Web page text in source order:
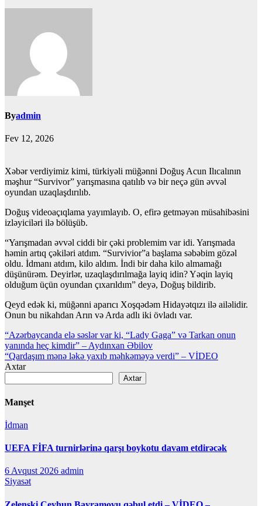
Byadmin
Fev 12, 2026
Xəbər verdiyimiz kimi, türkiyəli müğənni Doğuş Acun Ilıcalının
məşhur “Survivor” yarışmasına qatılıb və bir neçə gün əvvəl
oyundan uzaqlaşdırılıb.
Doğuş videoaçıqlama yayımlayıb. O, efirə getməyən müsahibəsini
izləyiciləri ilə bölüşüb.
“Yarışmadan əvvəl ciddi bir çəki problemim var idi. Yarışmada
həmin artıq çəkiləri atdım. “Survivior”a başlama səbəbim gözəl
oldu. İdmanı atdım, kilo aldım. İndi bir daha kilo almamağı
düşünürəm. Deyirlər, uzaqlaşdırılmağa layiq idin? Yəqin layiq
olduğum üçün oyundan çıxarıldım” deyə, Doğuş bildirib.
Qeyd edək ki, müğənni aparıcı Xoşqədəm Hidayətqızı ilə ailəlidir.
Onun bu nikahdan Arın və Arda adlı iki övladı var.
Yazı
naviqasiyası
“Azərbaycanda elə səslər var ki, “Lady Gaga” və Tarkan onun
yanında heç kimdir” – Aydınxan Əbilov
“Qardaşım mənə ləkə yaxıb məhkəməyə verdi” – VİDEO
Axtar
Axtar
Manşet
İdman
UEFA FİFA turnirlərinə qarşı boykotu davam etdirəcək
6 Avqust 2026 admin
Siyasət